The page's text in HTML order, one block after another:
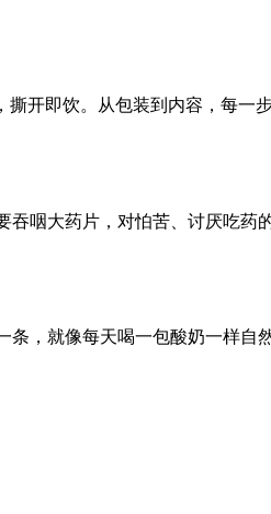
开即饮。从包装到内容，每一
咽大药片，对怕苦、讨厌吃药
，就像每天喝一包酸奶一样自